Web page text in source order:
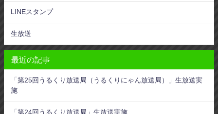
LINEスタンプ
生放送
最近の記事
「第25回うるくり放送局（うるくりにゃん放送局）」生放送実
施
「第24回うるくり放送局」生放送実施